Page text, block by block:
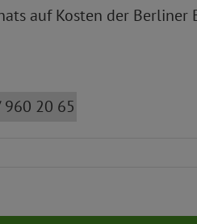
auf Kosten der Berliner
20 65